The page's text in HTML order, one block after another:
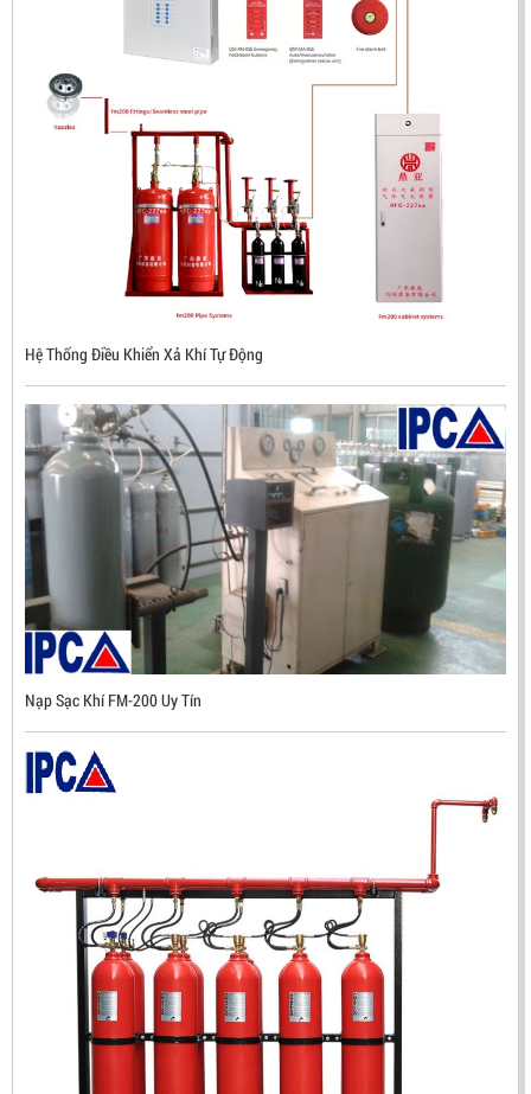
ĐẦU BÁO LỬA CHỐNG NỔ CHỐNG NƯỚC UV/IR- UX300
LIÊN HỆ
Mã sản phẩm: UX300
ĐẦU BÁO TIA LỬA IR3 RX500 CHỐNG CHÁY NỔ TIÊU
CHUẨN FM HÀN QUỐC
LIÊN HỆ
Mã sản phẩm: RX500
Hệ Thống Điều Khiển Xả Khí Tự Động
Nạp Sạc Khí FM-200 Uy Tín